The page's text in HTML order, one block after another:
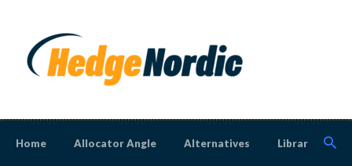
Home Allocator Angle Alternatives Library